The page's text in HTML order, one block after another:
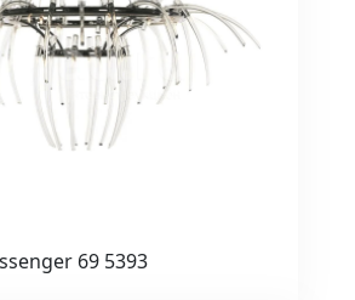
69 5393